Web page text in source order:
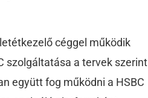
céggel működik
szolgáltatása a tervek szerint
együtt fog működni a HSBC